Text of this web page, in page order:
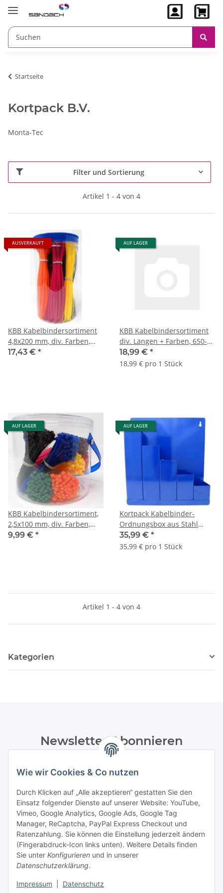
Wie wir Cookies & Co nutzen
Durch Klicken auf „Alle akzeptieren“ gestatten Sie den
Einsatz folgender Dienste auf unserer Website: YouTube,
Vimeo, Google Analytics, Google Ads, Google Tag
Manager, ReCaptcha, PayPal Express Checkout und
Ratenzahlung. Sie können die Einstellung jederzeit ändern
(Fingerabdruck-Icon links unten). Weitere Details finden
Sie unter Konfigurieren und in unserer
Datenschutzerklärung.
Impressum Datenschutz
Startseite
Kortpack B.V.
Monta-Tec
Filter und Sortierung
Artikel 1 - 4 von 4
AUSVERKAUFT
KBB Kabelbindersortiment
4,8x200 mm, div. Farben,
450-teilig
17,43 € *
AUF LAGER
KBB Kabelbindersortiment
div. Längen + Farben, 650-
teilig
18,99 € *
18,99 € pro 1 Stück
AUF LAGER
KBB Kabelbindersortiment,
2,5x100 mm, div. Farben,
900-teilig
9,99 € *
AUF LAGER
Kortpack Kabelbinder-
Ordnungsbox aus Stahl
(Blau) Aufbewahrungsbox –
1 Stück
35,99 € *
35,99 € pro 1 Stück
Artikel 1 - 4 von 4
Kategorien
Newsletter Abonnieren
Datenschutzerklärungregelmäßig und jederzeit widerruflich
Abonnieren
Informationen
Gesetzliche Informationen